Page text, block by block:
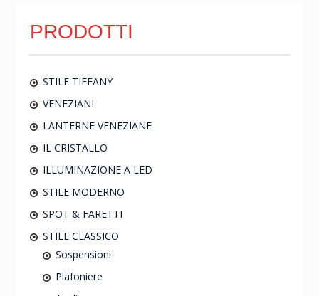
PRODOTTI
STILE TIFFANY
VENEZIANI
LANTERNE VENEZIANE
IL CRISTALLO
ILLUMINAZIONE A LED
STILE MODERNO
SPOT & FARETTI
STILE CLASSICO
Sospensioni
Plafoniere